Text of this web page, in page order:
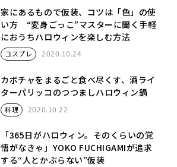
家にあるもので仮装、コツは「色」の使
い方 “変身ごっこ”マスターに聞く手軽
におうちハロウィンを楽しむ方法
コスプレ 2020.10.24
カボチャをまるごと食べ尽くす、酒ライ
ターパリッコのつつましハロウィン鍋
料理 2020.10.22
「365日がハロウィン。そのくらいの覚
悟がなきゃ」YOKO FUCHIGAMIが追求
する“人とかぶらない”仮装